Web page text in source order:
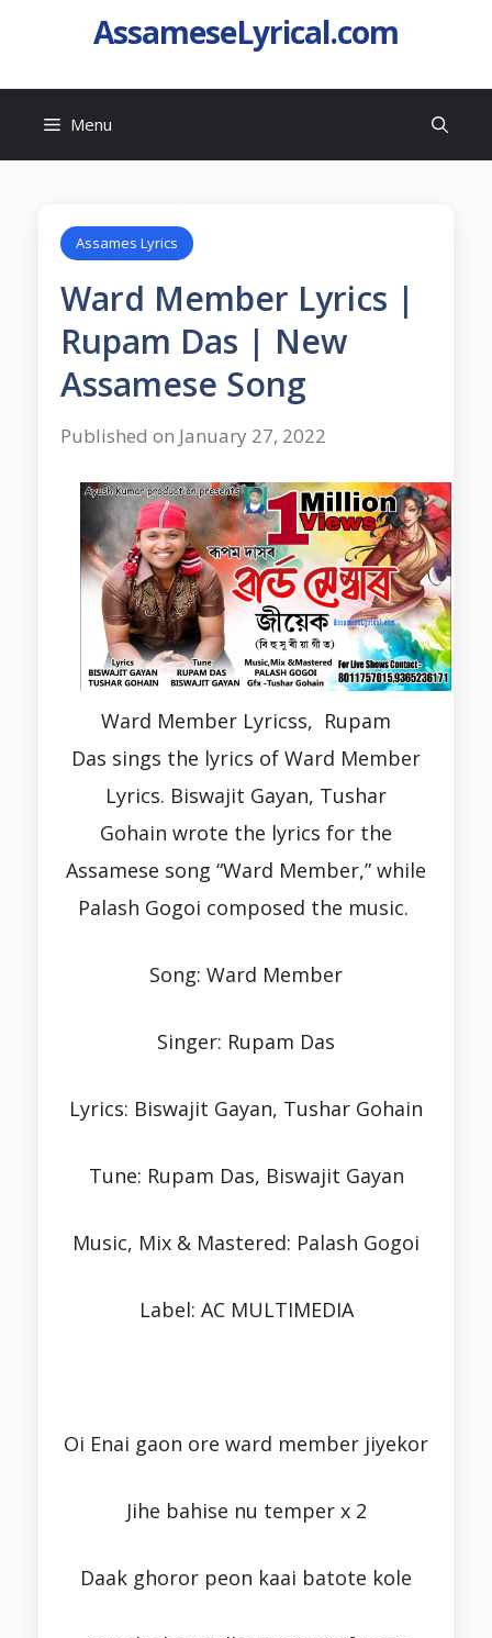
AssameseLyrical.com
Menu
Assames Lyrics
Ward Member Lyrics |
Rupam Das | New
Assamese Song
Published on January 27, 2022
Ward Member Lyricss, Rupam
Das sings the lyrics of Ward Member
Lyrics. Biswajit Gayan, Tushar
Gohain wrote the lyrics for the
Assamese song “Ward Member,” while
Palash Gogoi composed the music.
Song: Ward Member
Singer: Rupam Das
Lyrics: Biswajit Gayan, Tushar Gohain
Tune: Rupam Das, Biswajit Gayan
Music, Mix & Mastered: Palash Gogoi
Label: AC MULTIMEDIA
Oi Enai gaon ore ward member jiyekor
Jihe bahise nu temper x 2
Daak ghoror peon kaai batote kole